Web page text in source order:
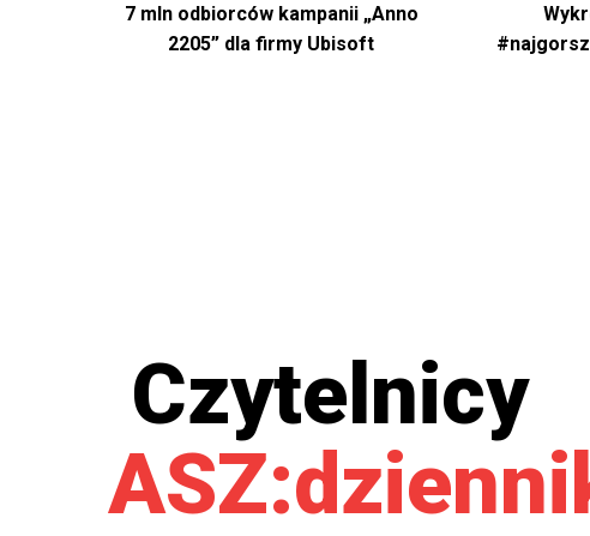
7 mln odbiorców kampanii „Anno
2205” dla firmy Ubisoft
Czytelnicy